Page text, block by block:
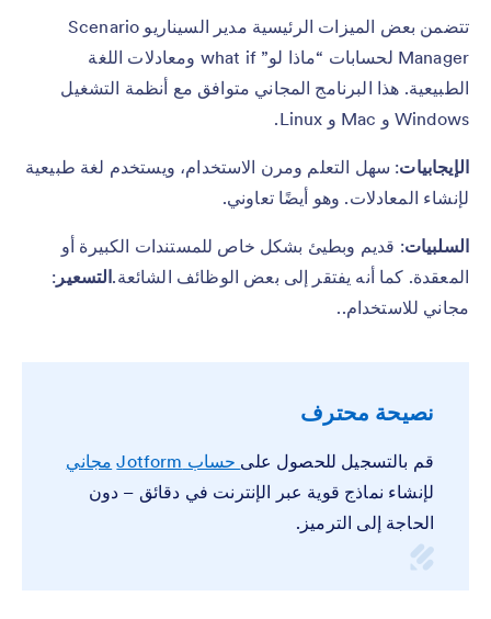
تتضمن بعض الميزات الرئيسية مدير السيناريو Scenario
Manager لحسابات “ماذا لو” what if ومعادلات اللغة
الطبيعية. هذا البرنامج المجاني متوافق مع أنظمة التشغيل
Windows و Mac و Linux.
الإيجابيات: سهل التعلم ومرن الاستخدام، ويستخدم لغة طبيعية
لإنشاء المعادلات. وهو أيضًا تعاوني.
السلبيات: قديم وبطيئ بشكل خاص للمستندات الكبيرة أو
المعقدة. كما أنه يفتقر إلى بعض الوظائف الشائعة.التسعير :
مجاني للاستخدام..
نصيحة محترف
قم بالتسجيل للحصول على حساب Jotform
مجاني
لإنشاء نماذج قوية عبر الإنترنت في دقائق – دون
الحاجة إلى الترميز.